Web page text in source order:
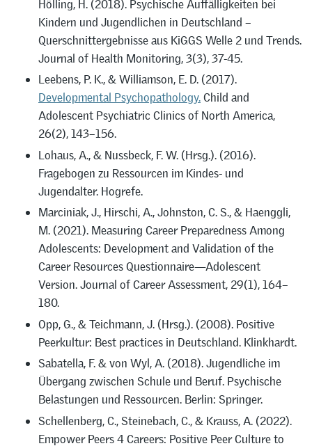
Hölling, H. (2018). Psychische Auffälligkeiten bei
Kindern und Jugendlichen in Deutschland –
Querschnittergebnisse aus KiGGS Welle 2 und Trends.
Journal of Health Monitoring, 3(3), 37-45.
Leebens, P. K., & Williamson, E. D. (2017).
Developmental Psychopathology.Child and
Adolescent Psychiatric Clinics of North America,
26(2), 143–156.
Lohaus, A., & Nussbeck, F. W. (Hrsg.). (2016).
Fragebogen zu Ressourcen im Kindes- und
Jugendalter. Hogrefe.
Marciniak, J., Hirschi, A., Johnston, C. S., & Haenggli,
M. (2021). Measuring Career Preparedness Among
Adolescents: Development and Validation of the
Career Resources Questionnaire—Adolescent
Version. Journal of Career Assessment, 29(1), 164–
180.
Opp, G., & Teichmann, J. (Hrsg.). (2008). Positive
Peerkultur: Best practices in Deutschland. Klinkhardt.
Sabatella, F. & von Wyl, A. (2018). Jugendliche im
Übergang zwischen Schule und Beruf. Psychische
Belastungen und Ressourcen. Berlin: Springer.
Schellenberg, C., Steinebach, C., & Krauss, A. (2022).
Empower Peers 4 Careers: Positive Peer Culture to